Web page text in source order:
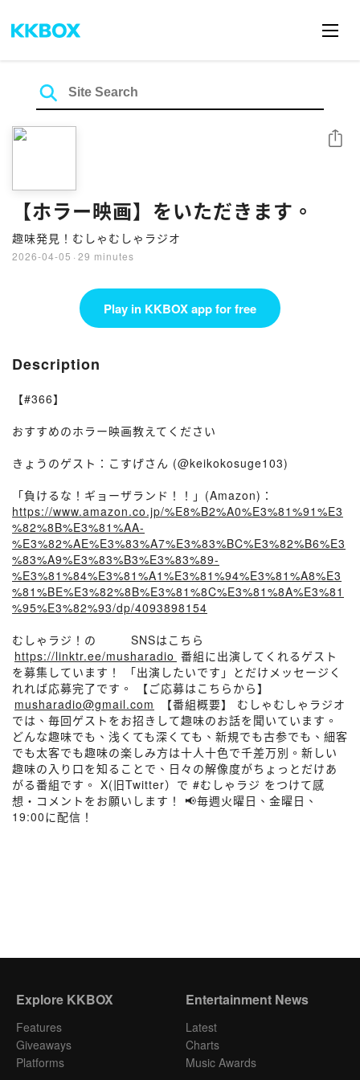
【ホラー映画】をいただきます。
趣味発見！むしゃむしゃラジオ
2026-04-05 · 29 minutes
Share
Play in KKBOX app for free
Description
【#366】
おすすめのホラー映画教えてください
きょうのゲスト：こすげさん (@keikokosuge103)
「負けるな！ギョーザランド！！」(Amazon)：
https://www.amazon.co.jp/%E8%B2%A0%E3%81%91%E3
%82%8B%E3%81%AA-
%E3%82%AE%E3%83%A7%E3%83%BC%E3%82%B6%E3
%83%A9%E3%83%B3%E3%83%89-
%E3%81%84%E3%81%A1%E3%81%94%E3%81%A8%E3
%81%BE%E3%82%8B%E3%81%8C%E3%81%8A%E3%81
%95%E3%82%93/dp/4093898154
むしゃラジ！の⁠⁠⁠⁠⁠⁠⁠⁠⁠⁠⁠⁠⁠⁠⁠⁠⁠⁠⁠⁠⁠⁠⁠⁠⁠⁠⁠⁠⁠⁠⁠⁠⁠⁠⁠⁠⁠⁠⁠⁠⁠⁠⁠SNSはこちら
https://linktr.ee/musharadio⁠⁠⁠ 番組に出演してくれるゲスト
を募集しています！ 「出演したいです」とだけメッセージく
れれば応募完了です。 【ご応募はこちらから】
musharadio@gmail.com ⁠⁠⁠ 【番組概要】 むしゃむしゃラジオ
では、毎回ゲストをお招きして趣味のお話を聞いています。
どんな趣味でも、浅くても深くても、新規でも古参でも、細客
でも太客でも趣味の楽しみ方は十人十色で千差万別。新しい
趣味の入り口を知ることで、日々の解像度がちょっとだけあ
がる番組です。 X(旧Twitter）で #むしゃラジ をつけて感
想・コメントをお願いします！ 📢毎週火曜日、金曜日、
19:00に配信！
Explore KKBOX
Features
Giveaways
Platforms
Entertainment News
Latest
Charts
Music Awards